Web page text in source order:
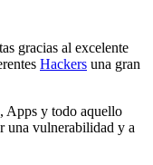
gracias al excelente
Hackers una gran
Apps y todo aquello
una vulnerabilidad y a